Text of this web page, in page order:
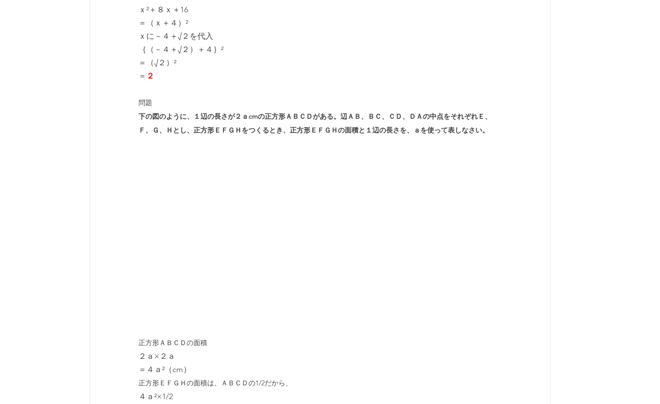
ｘ²＋８ｘ＋16
＝（ｘ＋４）²
ｘに－４＋√２を代入
｛（－４＋√２）＋４｝²
＝（√２）²
＝ ２
問題
下の図のように、１辺の長さが２ａcmの正方形ＡＢＣＤがある。辺ＡＢ、ＢＣ、ＣＤ、ＤＡの中点をそれぞれＥ、
Ｆ、Ｇ、Ｈとし、正方形ＥＦＧＨをつくるとき、正方形ＥＦＧＨの面積と１辺の長さを、ａを使って表しなさい。
正方形ＡＢＣＤの面積
２ａ×２ａ
＝４ａ²（cm）
正方形ＥＦＧＨの面積は、ＡＢＣＤの1/2だから、
４ａ²×1/2